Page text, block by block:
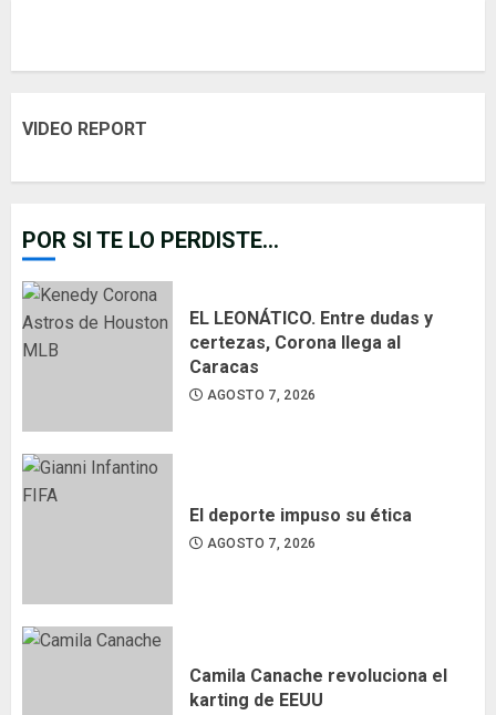
VIDEO REPORT
POR SI TE LO PERDISTE...
EL LEONÁTICO. Entre dudas y
certezas, Corona llega al
Caracas
AGOSTO 7, 2026
El deporte impuso su ética
AGOSTO 7, 2026
Camila Canache revoluciona el
karting de EEUU